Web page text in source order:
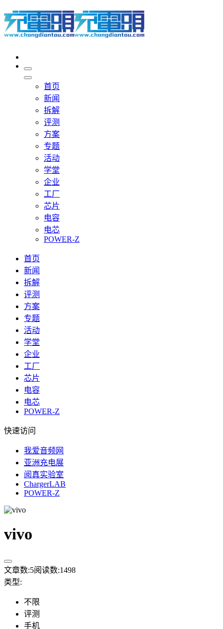
首页
新闻
拆解
评测
方案
专题
活动
学堂
企业
工厂
芯片
电容
电芯
POWER-Z
首页
新闻
拆解
评测
方案
专题
活动
学堂
企业
工厂
芯片
电容
电芯
POWER-Z
快速访问
我爱音频网
亚洲充电展
阅真实验室
ChargerLAB
POWER-Z
vivo
文章数:5阅读数:1498
类型:
不限
评测
手机